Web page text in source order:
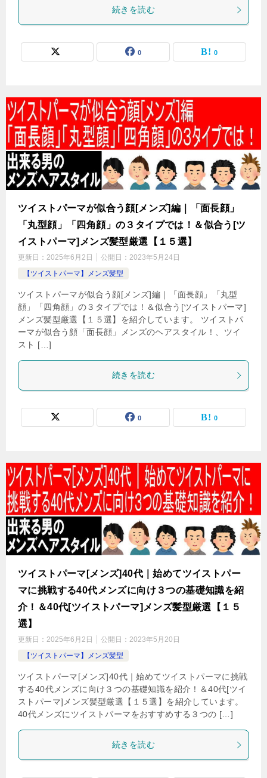
続きを読む
0 0
ツイストパーマが似合う顔[メンズ]編｜「面長顔」
「丸型顔」「四角顔」の３タイプでは！＆似合う[ツ
イストパーマ]メンズ髪型厳選【１５選】
更新日： 2025年6月2日 公開日： 2023年5月24日
【ツイストパーマ】メンズ髪型
ツイストパーマが似合う顔[メンズ]編｜「面長顔」「丸型
顔」「四角顔」の３タイプでは！＆似合う[ツイストパーマ]
メンズ髪型厳選【１５選】を紹介しています。 ツイストパ
ーマが似合う顔「面長顔」メンズのヘアスタイル！、ツイ
スト […]
続きを読む
0 0
ツイストパーマ[メンズ]40代｜始めてツイストパー
マに挑戦する40代メンズに向け３つの基礎知識を紹
介！＆40代[ツイストパーマ]メンズ髪型厳選【１５
選】
更新日： 2025年6月2日 公開日： 2023年5月20日
【ツイストパーマ】メンズ髪型
ツイストパーマ[メンズ]40代｜始めてツイストパーマに挑戦
する40代メンズに向け３つの基礎知識を紹介！＆40代[ツイ
ストパーマ]メンズ髪型厳選【１５選】を紹介しています。
40代メンズにツイストパーマをおすすめする３つの […]
続きを読む